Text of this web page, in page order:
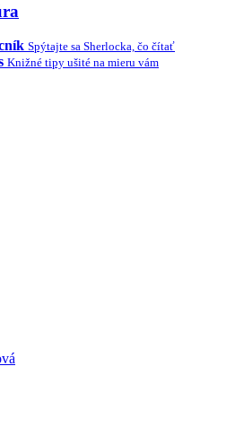
Spýtajte sa Sherlocka, čo čítať
Knižné tipy ušité na mieru vám